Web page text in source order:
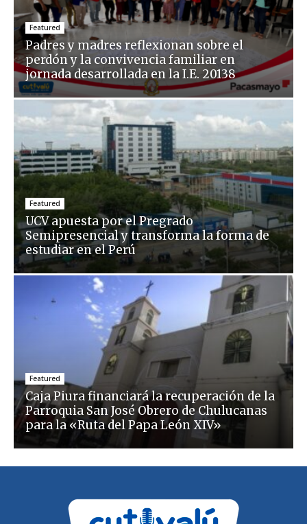
Featured
Padres y madres reflexionan sobre el
perdón y la convivencia familiar en
jornada desarrollada en la I.E. 20138
Featured
UCV apuesta por el Pregrado
Semipresencial y transforma la forma de
estudiar en el Perú
Featured
Caja Piura financiará la recuperación de la
Parroquia San José Obrero de Chulucanas
para la «Ruta del Papa León XIV»